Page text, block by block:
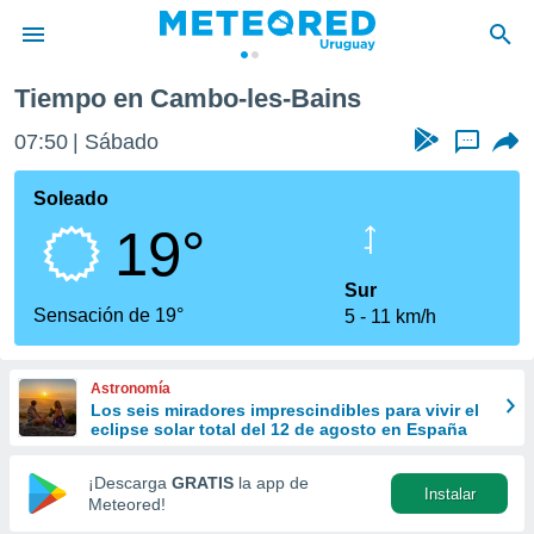
de
ha
calidad.
a este
las
y
forma
digital
basada
Tiempo en Cambo-les-Bains
07:50 Sábado ...
Soleado
19°
Sensación de 19°
Sur
5
11 km/h
Astronomía
Los seis miradores imprescindibles para vivir el
eclipse solar total del 12 de agosto en España
¡Descarga GRATIS la app de
Meteored!
Instalar